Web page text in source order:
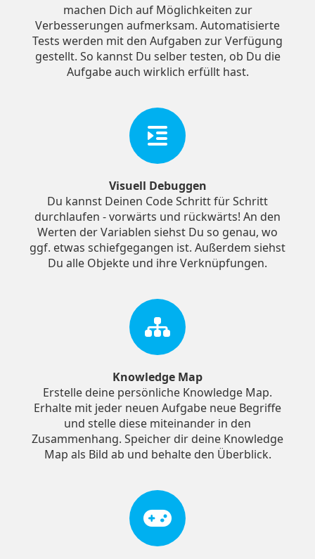
machen Dich auf Möglichkeiten zur
Verbesserungen aufmerksam. Automatisierte
Tests werden mit den Aufgaben zur Verfügung
gestellt. So kannst Du selber testen, ob Du die
Aufgabe auch wirklich erfüllt hast.
Visuell Debuggen
Du kannst Deinen Code Schritt für Schritt
durchlaufen - vorwärts und rückwärts! An den
Werten der Variablen siehst Du so genau, wo
ggf. etwas schiefgegangen ist. Außerdem siehst
Du alle Objekte und ihre Verknüpfungen.
Knowledge Map
Erstelle deine persönliche Knowledge Map.
Erhalte mit jeder neuen Aufgabe neue Begriffe
und stelle diese miteinander in den
Zusammenhang. Speicher dir deine Knowledge
Map als Bild ab und behalte den Überblick.